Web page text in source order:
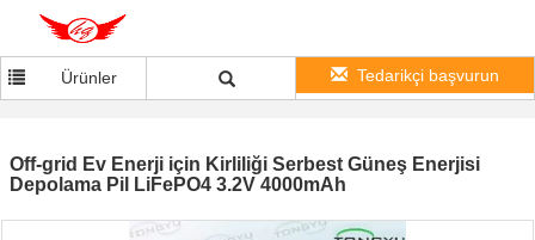
Ürünler Tedarikçi başvurun
Off-grid Ev Enerji için Kirliliği Serbest Güneş Enerjisi
Depolama Pil LiFePO4 3.2V 4000mAh